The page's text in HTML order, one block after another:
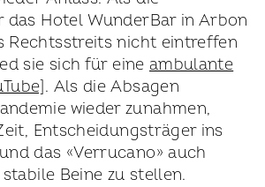
das Hotel WunderBar in Arbon
Rechtsstreits nicht eintreffen
sie sich für eine ambulante
. Als die Absagen
wieder zunahmen,
Entschei­dungsträger ins
das «Verrucano» auch
Beine zu stellen.